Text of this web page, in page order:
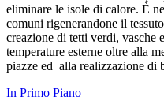
eliminare le isole di calore. È
comuni rigenerandone il
creazione di tetti verdi, vasche
temperature esterne oltre alla
piazze ed alla realizzazione di
In Primo Piano